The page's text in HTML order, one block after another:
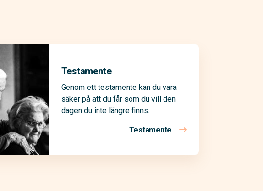
Testamente
Genom ett testamente kan du vara
säker på att du får som du vill den
dagen du inte längre finns.
Testamente